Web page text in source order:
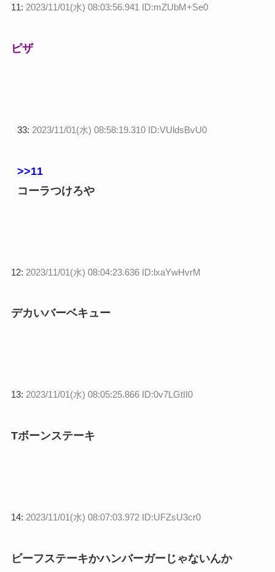
11: 2023/11/01(水) 08:03:56.941 ID:mZUbM+Se0
ピザ
33: 2023/11/01(水) 08:58:19.310 ID:VUldsBvU0
>>11
コーラつけろや
12: 2023/11/01(水) 08:04:23.636 ID:lxaYwHvrM
デカいバーベキュー
13: 2023/11/01(水) 08:05:25.866 ID:0v7LGtII0
Tボーンステーキ
14: 2023/11/01(水) 08:07:03.972 ID:UFZsU3cr0
ビーフステーキかハンバーガーじゃないんか